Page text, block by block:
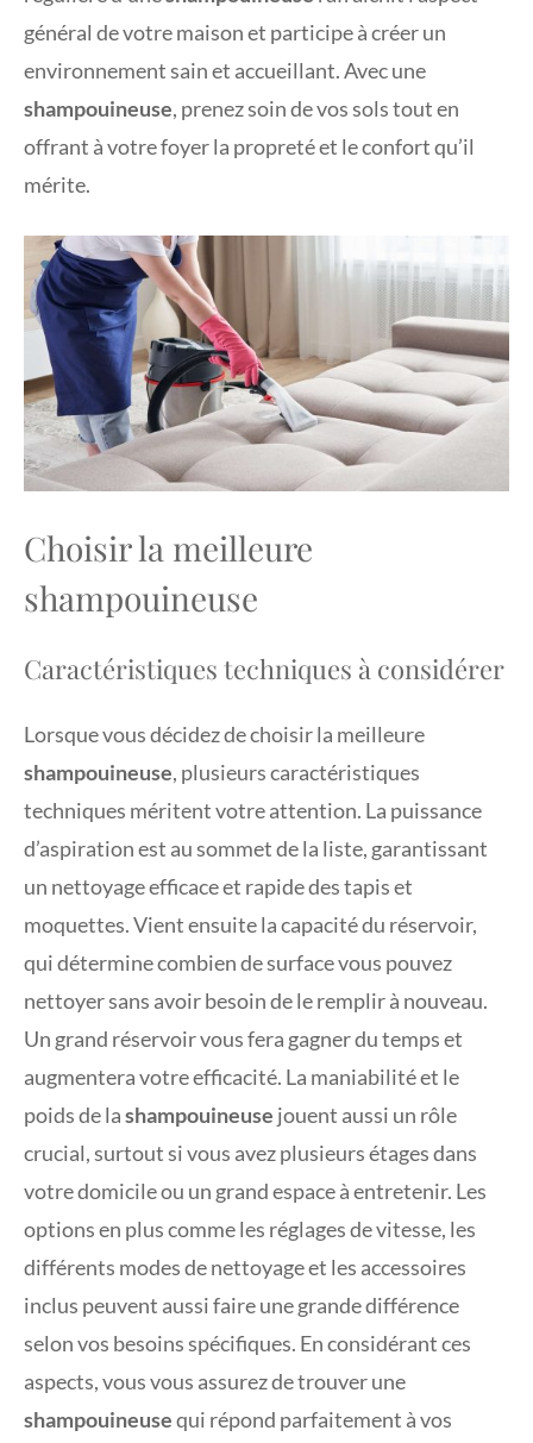
général de votre maison et participe à créer un
environnement sain et accueillant. Avec une
shampouineuse, prenez soin de vos sols tout en
offrant à votre foyer la propreté et le confort qu’il
mérite.
Choisir la meilleure
shampouineuse
Caractéristiques techniques à considérer
Lorsque vous décidez de choisir la meilleure
shampouineuse, plusieurs caractéristiques
techniques méritent votre attention. La puissance
d’aspiration est au sommet de la liste, garantissant
un nettoyage efficace et rapide des tapis et
moquettes. Vient ensuite la capacité du réservoir,
qui détermine combien de surface vous pouvez
nettoyer sans avoir besoin de le remplir à nouveau.
Un grand réservoir vous fera gagner du temps et
augmentera votre efficacité. La maniabilité et le
poids de lashampouineuse jouent aussi un rôle
crucial, surtout si vous avez plusieurs étages dans
votre domicile ou un grand espace à entretenir. Les
options en plus comme les réglages de vitesse, les
différents modes de nettoyage et les accessoires
inclus peuvent aussi faire une grande différence
selon vos besoins spécifiques. En considérant ces
aspects, vous vous assurez de trouver une
shampouineusequi répond parfaitement à vos